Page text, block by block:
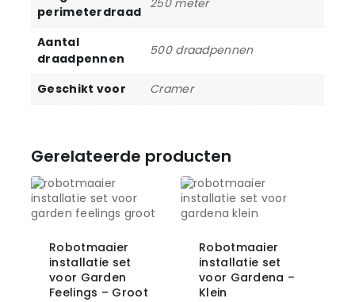
perimeterdraad
Aantal
draadpennen
500 draadpennen
Geschikt voor Cramer
Gerelateerde producten
Robotmaaier
installatie set
voor Garden
Feelings – Groot
Robotmaaier
installatie set
voor Gardena –
Klein